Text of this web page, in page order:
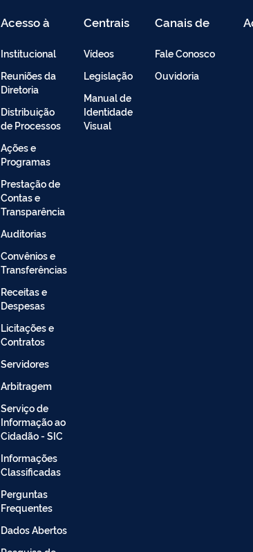
Acesso à
Institucional
Reuniões da
Diretoria
Distribuição
de Processos
Ações e
Programas
Prestação de
Contas e
Transparência
Auditorias
Convênios e
Transferências
Receitas e
Despesas
Licitações e
Contratos
Servidores
Arbitragem
Serviço de
Informação ao
Cidadão - SIC
Informações
Classificadas
Perguntas
Frequentes
Dados Abertos
Centrais
Vídeos
Legislação
Manual de
Identidade
Visual
Canais de
Fale Conosco
Ouvidoria